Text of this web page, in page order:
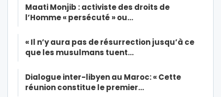
Maati Monjib : activiste des droits de
l’Homme « persécuté » ou…
« Il n’y aura pas de résurrection jusqu’à ce
que les musulmans tuent…
Dialogue inter-libyen au Maroc: « Cette
réunion constitue le premier…